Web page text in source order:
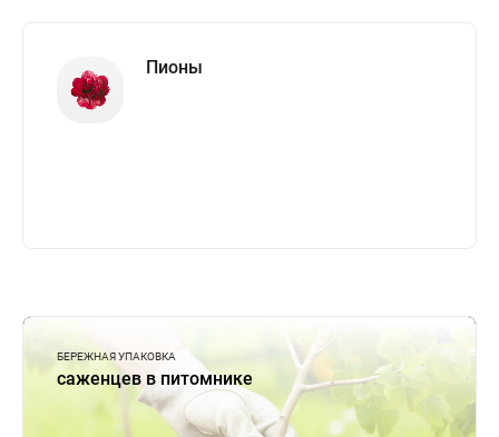
Пионы
БЕРЕЖНАЯ УПАКОВКА
саженцев в питомнике